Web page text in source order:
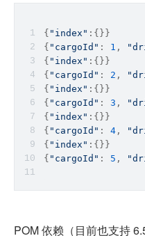
{ "index" :{}}
{ "cargoId" : 1 ,
{ "index" :{}}
{ "cargoId" : 2 ,
{ "index" :{}}
{ "cargoId" : 3 ,
{ "index" :{}}
{ "cargoId" : 4 ,
{ "index" :{}}
{ "cargoId" : 5 ,
POM 依赖（目前也支持